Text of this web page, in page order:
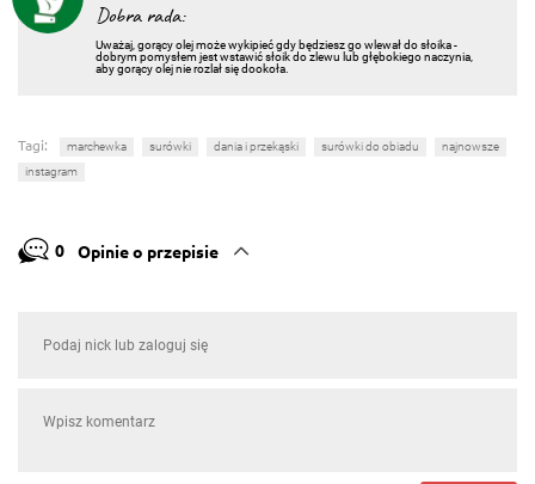
Dobra rada:
Uważaj, gorący olej może wykipieć gdy będziesz go wlewał do słoika -
dobrym pomysłem jest wstawić słoik do zlewu lub głębokiego naczynia,
aby gorący olej nie rozlał się dookoła.
Tagi: marchewka surówki dania i przekąski surówki do obiadu
najnowsze
instagram
0 Opinie o przepisie